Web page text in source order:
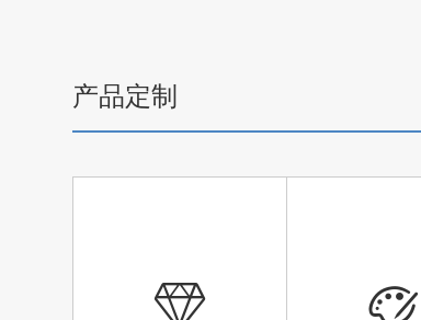
产品定制